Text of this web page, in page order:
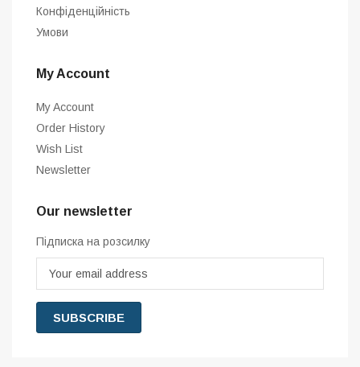
Конфіденційність
Умови
My Account
My Account
Order History
Wish List
Newsletter
Our newsletter
Підписка на розсилку
SUBSCRIBE